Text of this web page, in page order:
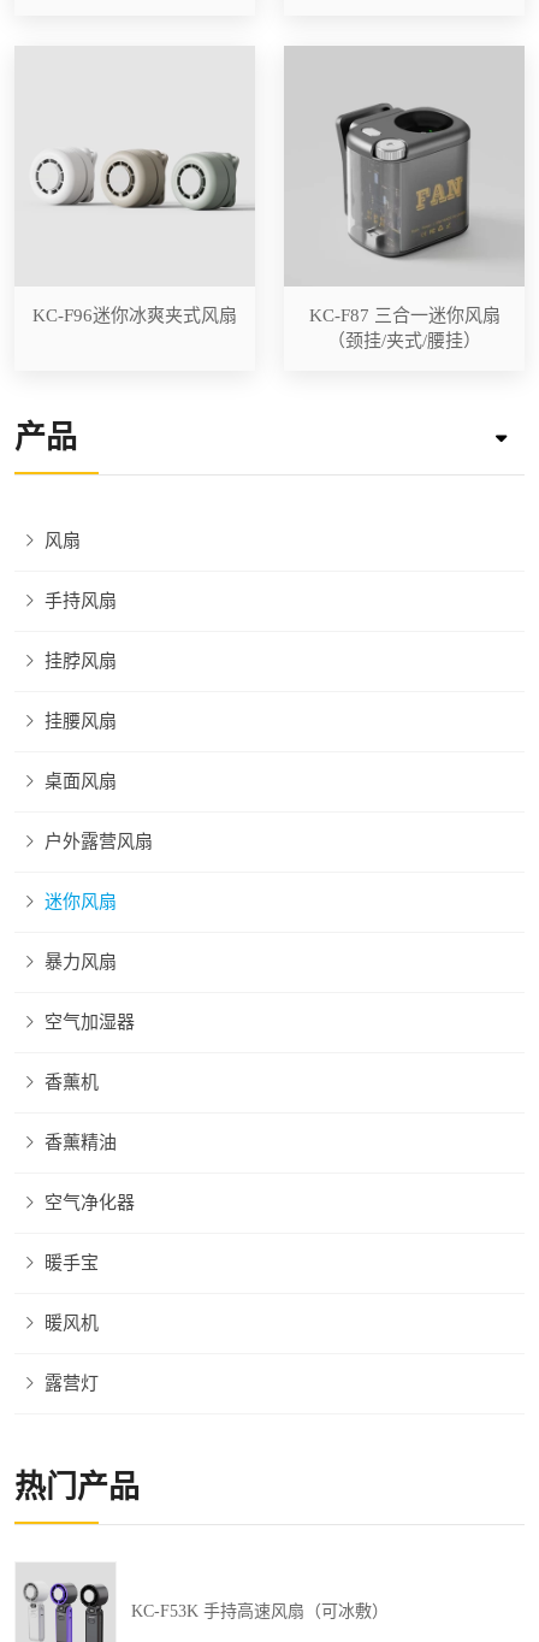
KC-F96迷你冰爽夹式风扇
KC-F87 三合一迷你风扇
（颈挂/夹式/腰挂）
产品
风扇
手持风扇
挂脖风扇
挂腰风扇
桌面风扇
户外露营风扇
迷你风扇
暴力风扇
空气加湿器
香薰机
香薰精油
空气净化器
暖手宝
暖风机
露营灯
热门产品
KC-F53K 手持高速风扇（可冰敷）